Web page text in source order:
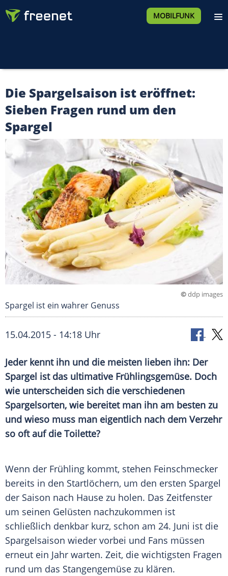
MOBILFUNK
Die Spargelsaison ist eröffnet:
Sieben Fragen rund um den
Spargel
©ddp images
Spargel ist ein wahrer Genuss
15.04.2015 - 14:18 Uhr
Jeder kennt ihn und die meisten lieben ihn: Der
Spargel ist das ultimative Frühlingsgemüse. Doch
wie unterscheiden sich die verschiedenen
Spargelsorten, wie bereitet man ihn am besten zu
und wieso muss man eigentlich nach dem Verzehr
so oft auf die Toilette?
Wenn der Frühling kommt, stehen Feinschmecker
bereits in den Startlöchern, um den ersten Spargel
der Saison nach Hause zu holen. Das Zeitfenster
um seinen Gelüsten nachzukommen ist
schließlich denkbar kurz, schon am 24. Juni ist die
Spargelsaison wieder vorbei und Fans müssen
erneut ein Jahr warten. Zeit, die wichtigsten Fragen
rund um das Stangengemüse zu klären.